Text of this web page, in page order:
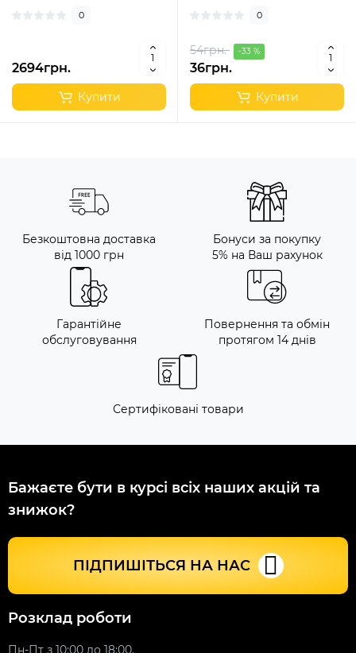
0
2694грн.
Купити
0
54грн. -33 %
36грн.
Купити
Безкоштовна доставка
від 1000 грн
Бонуси за покупку
5% на Ваш рахунок
Гарантійне
обслуговування
Повернення та обмін
протягом 14 днів
Сертифіковані товари
Бажаєте бути в курсі всіх наших акцій та
знижок?
ПІДПИШІТЬСЯ НА НАС
Розклад роботи
Пн-Пт з 10:00 до 18:00,